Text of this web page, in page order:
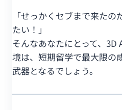
「せっかくセブまで来た
たい！」
そんなあなたにとって、3D
境は、短期留学で最大限の
武器となるでしょう。